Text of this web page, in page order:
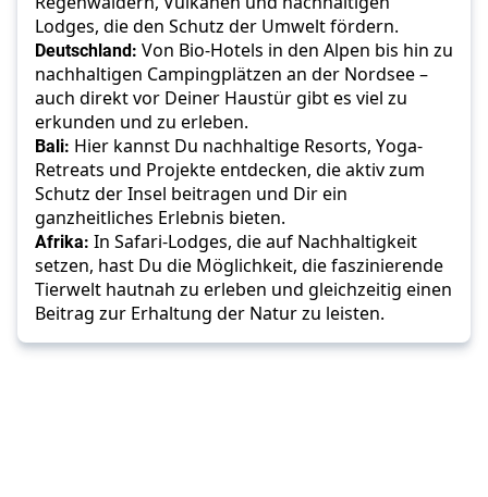
Lodges, die den Schutz der Umwelt fördern.
Deutschland: Von Bio-Hotels in den Alpen bis hin zu
nachhaltigen Campingplätzen an der Nordsee –
auch direkt vor Deiner Haustür gibt es viel zu
erkunden und zu erleben.
Bali: Hier kannst Du nachhaltige Resorts, Yoga-
Retreats und Projekte entdecken, die aktiv zum
Schutz der Insel beitragen und Dir ein
ganzheitliches Erlebnis bieten.
Afrika: In Safari-Lodges, die auf Nachhaltigkeit
setzen, hast Du die Möglichkeit, die faszinierende
Tierwelt hautnah zu erleben und gleichzeitig einen
Beitrag zur Erhaltung der Natur zu leisten.